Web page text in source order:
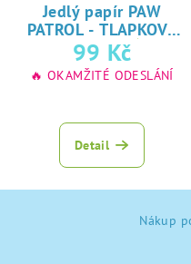
Jedlý papír PAW
PATROL - TLAPKOVÁ
PATROLA★
oblíbený tisk na
jedlý papír
99 Kč
🔥 OKAMŽITÉ ODESLÁNÍ
Detail
Nákup